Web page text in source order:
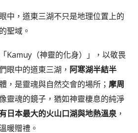
中，道東三湖不只是地理位置上的
聖域。
Kamuy（神靈的化身）」，以敬畏
眼中的道東三湖， 阿寒湖半結半
，是靈魂與自然交會的場所； 摩周
靈魂的鏡子，猶如神靈棲息的純淨
日本最大的火山口湖與地熱溫泉 ，
暖贈禮。